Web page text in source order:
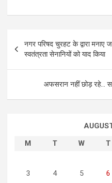
s
n
नगर परिषद चुरहट के द्वारा
स्वतंत्रता सेनानियों को याद किया
अफसरान नहीं छोड़ रहे…
M
T W T
3
4 5 6